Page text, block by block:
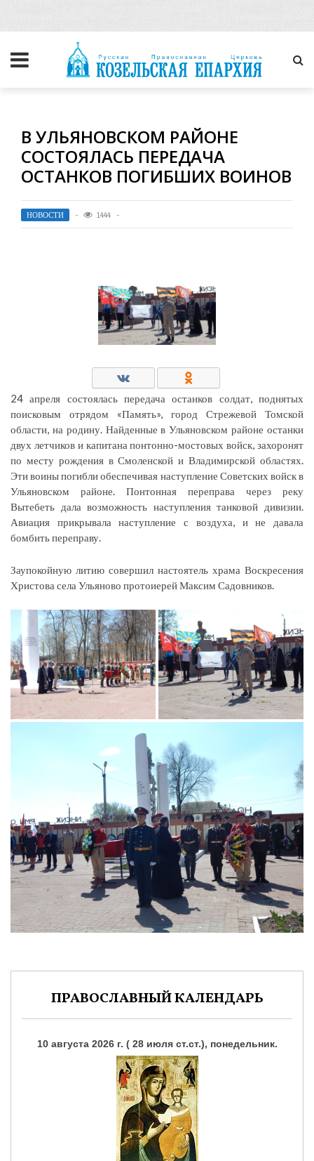
В УЛЬЯНОВСКОМ РАЙОНЕ
СОСТОЯЛАСЬ ПЕРЕДАЧА
ОСТАНКОВ ПОГИБШИХ ВОИНОВ
НОВОСТИ 1444
24 апреля состоялась передача останков солдат, поднятых
поисковым отрядом «Память», город Стрежевой Томской
области, на родину. Найденные в Ульяновском районе останки
двух летчиков и капитана понтонно-мостовых войск, захоронят
по месту рождения в Смоленской и Владимирской областях.
Эти воины погибли обеспечивая наступление Советских войск в
Ульяновском районе. Понтонная переправа через реку
Вытебеть дала возможность наступления танковой дивизии.
Авиация прикрывала наступление с воздуха, и не давала
бомбить переправу.
Заупокойную литию совершил настоятель храма Воскресения
Христова села Ульяново протоиерей Максим Садовников.
ПРАВОСЛАВНЫЙ КАЛЕНДАРЬ
10 августа 2026 г. ( 28 июля ст.ст.), понедельник.